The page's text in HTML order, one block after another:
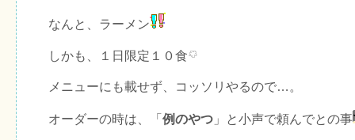
なんと、ラーメン
しかも、１日限定１０食
メニューにも載せず、コッソリやるので…。
オーダーの時は、「 例のやつ 」と小声で頼んでとの事